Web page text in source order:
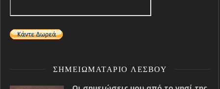
ΣΗΜΕΙΩΜΑΤΆΡΙΟ ΛΈΣΒΟΥ